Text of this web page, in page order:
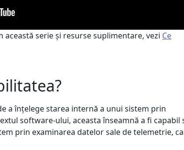
serie și resurse suplimentare, vezi Ce
a înțelege starea internă a unui sistem prin
software-ului, aceasta înseamnă a fi capabil
prin examinarea datelor sale de telemetrie,